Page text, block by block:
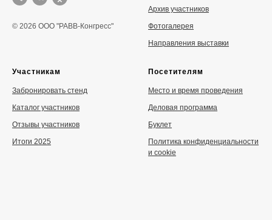
© 2026 ООО "РАВВ-Конгресс"
Архив участников
Фотогалерея
Направления выставки
Участникам
Забронировать стенд
Каталог участников
Отзывы участников
Итоги 2025
Посетителям
Место и время проведения
Деловая программа
Буклет
Политика конфиденциальности
и cookie